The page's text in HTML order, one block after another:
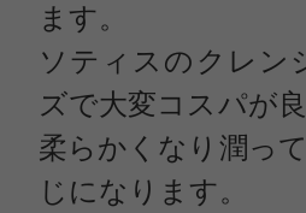
ます。
ソティスのクレン
ズで大変コスパが
柔らかくなり潤っ
じになります。